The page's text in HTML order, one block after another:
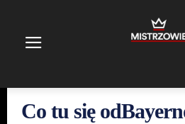
Co tu się